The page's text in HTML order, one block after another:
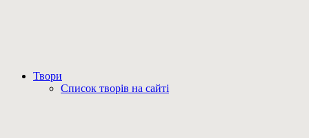
Твори
Список творів на сайті